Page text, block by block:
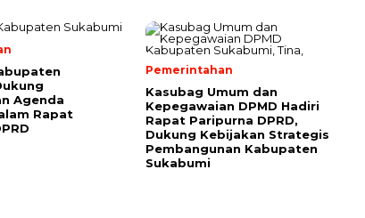
Agenda
Rapat
Pemerintahan
Kasubag Umum dan
Kepegawaian DPMD Hadiri
Rapat Paripurna DPRD,
Dukung Kebijakan Strategis
Pembangunan Kabupaten
Sukabumi